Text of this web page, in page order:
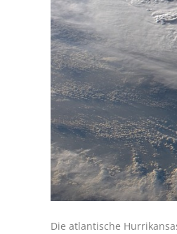
Die atlantische